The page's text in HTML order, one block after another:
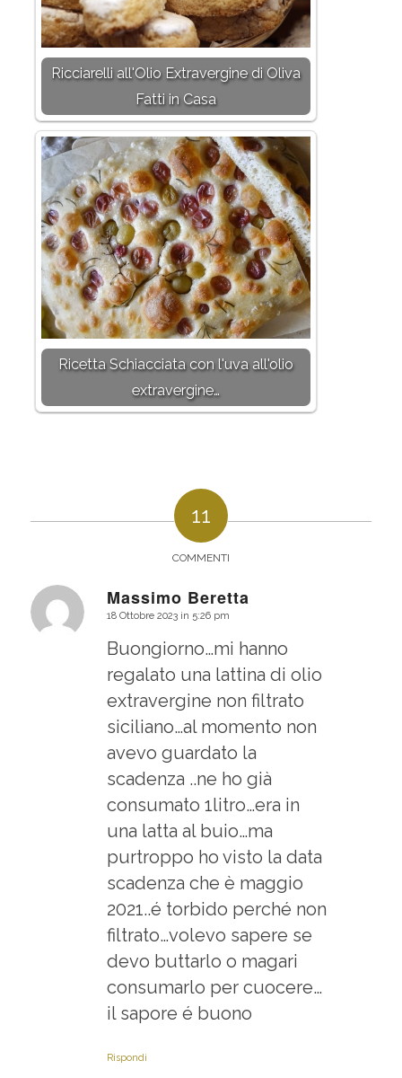
Ricciarelli all'Olio Extravergine di Oliva
Fatti in Casa
Ricetta Schiacciata con l'uva all'olio
extravergine…
11
COMMENTI
Massimo Beretta
dice:
18 Ottobre 2023 in 5:26 pm
Buongiorno…mi hanno
regalato una lattina di olio
extravergine non filtrato
siciliano…al momento non
avevo guardato la
scadenza ..ne ho già
consumato 1litro…era in
una latta al buio…ma
purtroppo ho visto la data
scadenza che è maggio
2021..é torbido perché non
filtrato…volevo sapere se
devo buttarlo o magari
consumarlo per cuocere…
il sapore é buono
Rispondi